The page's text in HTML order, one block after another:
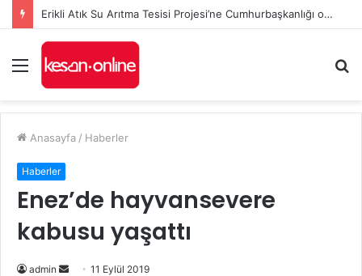
Erikli Atık Su Arıtma Tesisi Projesi’ne Cumhurbaşkanlığı onayı
Menü
...
Anasayfa / Haberler
Haberler
Enez’de hayvansevere
kabusu yaşattı
admin
Bir
11 Eylül 2019